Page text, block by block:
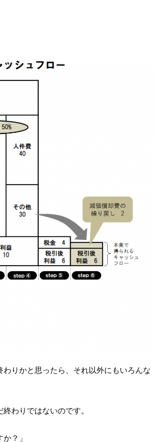
わりかと思ったら、それ以外にもいろんな
わりではないのです。
？」